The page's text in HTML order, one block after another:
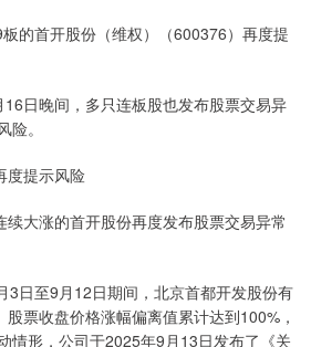
首开股份（维权）（600376）再度提
日晚间，多只连板股也发布股票交易异
。
提示风险
大涨的首开股份再度发布股票交易异常
至9月12日期间，北京首都开发股份有
股票收盘价格涨幅偏离值累计达到100%，
情形，公司于2025年9月13日发布了《关